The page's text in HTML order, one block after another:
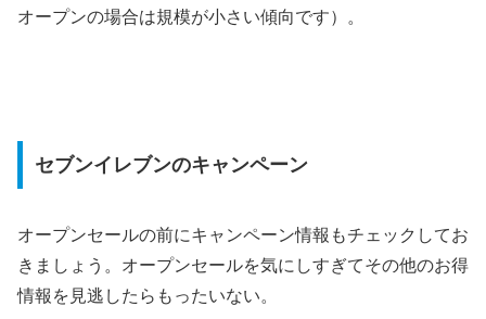
オープンの場合は規模が小さい傾向です）。
セブンイレブンのキャンペーン
オープンセールの前にキャンペーン情報もチェックしてお
きましょう。オープンセールを気にしすぎてその他のお得
情報を見逃したらもったいない。